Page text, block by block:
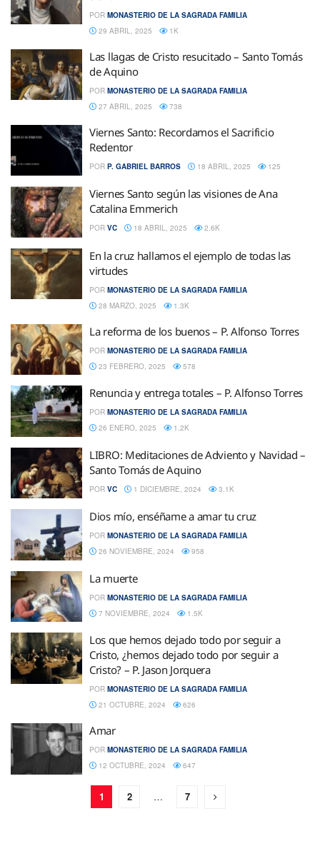
POR MONASTERIO DE LA SAGRADA FAMILIA
29 ABRIL, 2025
1K
Las llagas de Cristo resucitado – Santo Tomás
de Aquino
POR MONASTERIO DE LA SAGRADA FAMILIA
27 ABRIL, 2025
738
Viernes Santo: Recordamos el Sacrificio
Redentor
POR P. GABRIEL BARROS 18 ABRIL, 2025 125
Viernes Santo según las visiones de Ana
Catalina Emmerich
POR VC 18 ABRIL, 2025 2.6K
En la cruz hallamos el ejemplo de todas las
virtudes
POR MONASTERIO DE LA SAGRADA FAMILIA
28 MARZO, 2025
1.3K
La reforma de los buenos – P. Alfonso Torres
POR MONASTERIO DE LA SAGRADA FAMILIA
23 FEBRERO, 2025
578
Renuncia y entrega totales – P. Alfonso Torres
POR MONASTERIO DE LA SAGRADA FAMILIA
26 ENERO, 2025
1.2K
LIBRO: Meditaciones de Adviento y Navidad –
Santo Tomás de Aquino
POR VC 1 DICIEMBRE, 2024 3.1K
Dios mío, enséñame a amar tu cruz
POR MONASTERIO DE LA SAGRADA FAMILIA
26 NOVIEMBRE, 2024
958
La muerte
POR MONASTERIO DE LA SAGRADA FAMILIA
7 NOVIEMBRE, 2024
1.5K
Los que hemos dejado todo por seguir a
Cristo, ¿hemos dejado todo por seguir a
Cristo? – P. Jason Jorquera
POR MONASTERIO DE LA SAGRADA FAMILIA
21 OCTUBRE, 2024
626
Amar
POR MONASTERIO DE LA SAGRADA FAMILIA
12 OCTUBRE, 2024
647
1 2 … 7